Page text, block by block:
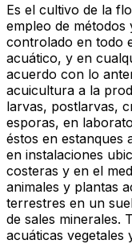
Es el cultivo de la
empleo de
controlado en todo
acuático, y en
acuerdo con lo
acuicultura a la
larvas, postlarvas,
esporas, en
éstos en estanques
en instalaciones
costeras y en el
animales y plantas
terrestres en un
de sales minerales.
acuáticas vegetales